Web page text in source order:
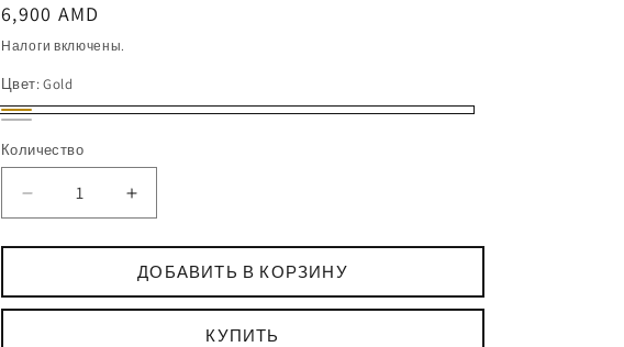
Обычная
цена
6,900 AMD
Налоги включены.
Цвет:Gold
Gold
Количество
Количество
Уменьшить
количество
Серьги-
Tassel
Line
Увеличить
количество
Серьги-
кольца
Tassel
Line
ДОБАВИТЬ В КОРЗИНУ
КУПИТЬ